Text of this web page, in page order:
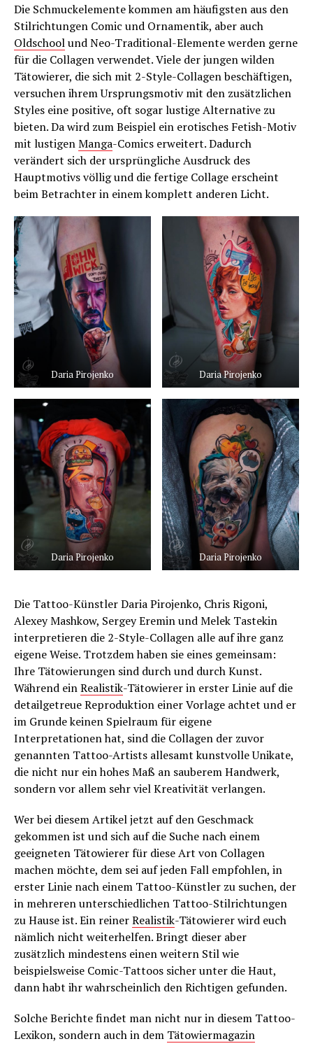
Die Schmuckelemente kommen am häufigsten aus den
Stilrichtungen Comic und Ornamentik, aber auch
Oldschoolund Neo-Traditional-Elemente werden gerne
für die Collagen verwendet. Viele der jungen wilden
Tätowierer, die sich mit 2-Style-Collagen beschäftigen,
versuchen ihrem Ursprungsmotiv mit den zusätzlichen
Styles eine positive, oft sogar lustige Alternative zu
bieten. Da wird zum Beispiel ein erotisches Fetish-Motiv
mit lustigenManga-Comics erweitert. Dadurch
verändert sich der ursprüngliche Ausdruck des
Hauptmotivs völlig und die fertige Collage erscheint
beim Betrachter in einem komplett anderen Licht.
Daria Pirojenko Daria Pirojenko
Daria Pirojenko Daria Pirojenko
Die Tattoo-Künstler Daria Pirojenko, Chris Rigoni,
Alexey Mashkow, Sergey Eremin und Melek Tastekin
interpretieren die 2-Style-Collagen alle auf ihre ganz
eigene Weise. Trotzdem haben sie eines gemeinsam:
Ihre Tätowierungen sind durch und durch Kunst.
Während einRealistik-Tätowierer in erster Linie auf die
detailgetreue Reproduktion einer Vorlage achtet und er
im Grunde keinen Spielraum für eigene
Interpretationen hat, sind die Collagen der zuvor
genannten Tattoo-Artists allesamt kunstvolle Unikate,
die nicht nur ein hohes Maß an sauberem Handwerk,
sondern vor allem sehr viel Kreativität verlangen.
Wer bei diesem Artikel jetzt auf den Geschmack
gekommen ist und sich auf die Suche nach einem
geeigneten Tätowierer für diese Art von Collagen
machen möchte, dem sei auf jeden Fall empfohlen, in
erster Linie nach einem Tattoo-Künstler zu suchen, der
in mehreren unterschiedlichen Tattoo-Stilrichtungen
zu Hause ist. Ein reinerRealistik-Tätowierer wird euch
nämlich nicht weiterhelfen. Bringt dieser aber
zusätzlich mindestens einen weitern Stil wie
beispielsweise Comic-Tattoos sicher unter die Haut,
dann habt ihr wahrscheinlich den Richtigen gefunden.
Solche Berichte findet man nicht nur in diesem Tattoo-
Lexikon, sondern auch in dem Tätowiermagazin